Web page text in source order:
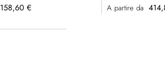
158,60 € A partire da